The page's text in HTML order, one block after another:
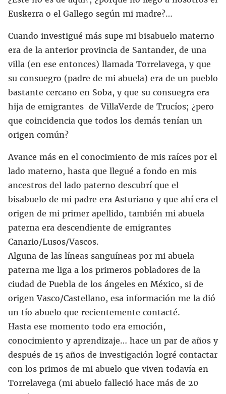
Euskerra o el Gallego según mi madre?…
Cuando investigué más supe mi bisabuelo materno
era de la anterior provincia de Santander, de una
villa (en ese entonces) llamada Torrelavega, y que
su consuegro (padre de mi abuela) era de un pueblo
bastante cercano en Soba, y que su consuegra era
hija de emigrantes de VillaVerde de Trucíos; ¿pero
que coincidencia que todos los demás tenían un
origen común?
Avance más en el conocimiento de mis raíces por el
lado materno, hasta que llegué a fondo en mis
ancestros del lado paterno descubrí que el
bisabuelo de mi padre era Asturiano y que ahí era el
origen de mi primer apellido, también mi abuela
paterna era descendiente de emigrantes
Canario/Lusos/Vascos.
Alguna de las líneas sanguíneas por mi abuela
paterna me liga a los primeros pobladores de la
ciudad de Puebla de los ángeles en México, si de
origen Vasco/Castellano, esa información me la dió
un tío abuelo que recientemente contacté.
Hasta ese momento todo era emoción,
conocimiento y aprendizaje… hace un par de años y
después de 15 años de investigación logré contactar
con los primos de mi abuelo que viven todavía en
Torrelavega (mi abuelo falleció hace más de 20